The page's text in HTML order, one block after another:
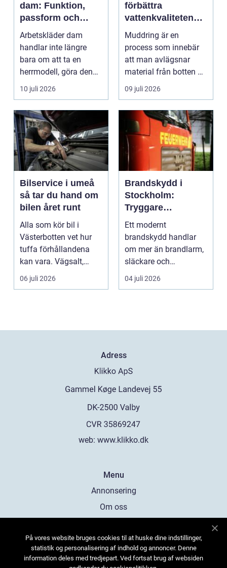
dam: Funktion,
passform och
hållbarhet i fokus
Arbetskläder dam
handlar inte längre
bara om att ta en
herrmodell, göra den
mindre oc...
10 juli 2026
förbättra
vattenkvaliteten
och möjliggöra
navigering
Muddring är en
process som innebär
att man avlägsnar
material från botten av
en...
09 juli 2026
Bilservice i umeå
så tar du hand om
bilen året runt
Alla som kör bil i
Västerbotten vet hur
tuffa förhållandena
kan vara. Vägsalt,
grus, slask, stark so...
06 juli 2026
Brandskydd i
Stockholm:
Tryggare
byggnader med
rätt kunskap
Ett modernt
brandskydd handlar
om mer än brandlarm,
släckare och
sprinklers. För att ...
04 juli 2026
Adress
web: www.klikko.dk
Menu
Annonsering
Om oss
Kontakta oss
Sitemap
På vores website bruges cookies til at huske dine indstillinger,
statistik og personalisering af indhold og annoncer. Denne
information deles med tredjepart. Ved fortsat brug af websiden